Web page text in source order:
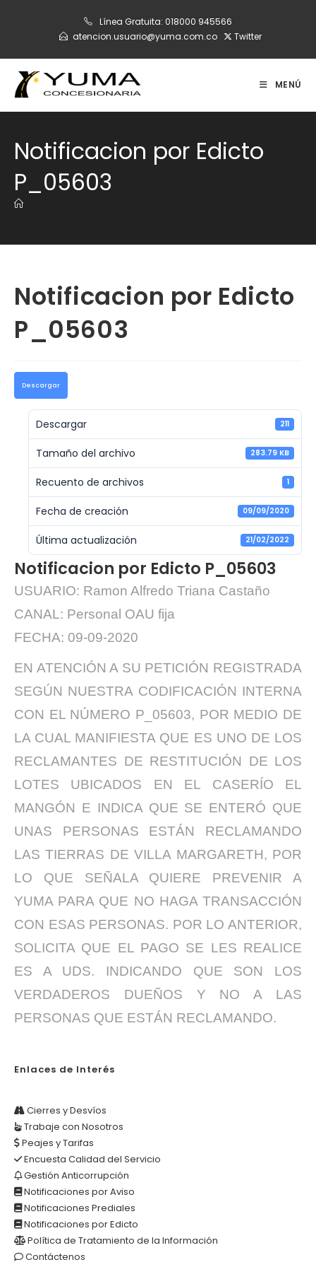
Línea Gratuita: 018000 945566
atencion.usuario@yuma.com.co
Twitter
MENÚ
Notificacion por Edicto
P_05603
Notificacion por Edicto
P_05603
Descargar
Descargar 211
Tamaño del archivo 283.79 KB
Recuento de archivos 1
Fecha de creación 09/09/2020
Última actualización 21/02/2022
Notificacion por Edicto P_05603
USUARIO: Ramon Alfredo Triana Castaño
CANAL: Personal OAU fija
FECHA: 09-09-2020
EN ATENCIÓN A SU PETICIÓN REGISTRADA
SEGÚN NUESTRA CODIFICACIÓN INTERNA
CON EL NÚMERO P_05603, POR MEDIO DE
LA CUAL MANIFIESTA QUE ES UNO DE LOS
RECLAMANTES DE RESTITUCIÓN DE LOS
LOTES UBICADOS EN EL CASERÍO EL
MANGÓN E INDICA QUE SE ENTERÓ QUE
UNAS PERSONAS ESTÁN RECLAMANDO
LAS TIERRAS DE VILLA MARGARETH, POR
LO QUE SEÑALA QUIERE PREVENIR A
YUMA PARA QUE NO HAGA TRANSACCIÓN
CON ESAS PERSONAS. POR LO ANTERIOR,
SOLICITA QUE EL PAGO SE LES REALICE
ES A UDS. INDICANDO QUE SON LOS
VERDADEROS DUEÑOS Y NO A LAS
PERSONAS QUE ESTÁN RECLAMANDO.
Enlaces de Interés
Cierres y Desvíos
Trabaje con Nosotros
Peajes y Tarifas
Encuesta Calidad del Servicio
Gestión Anticorrupción
Notificaciones por Aviso
Notificaciones Prediales
Notificaciones por Edicto
Política de Tratamiento de la Información
Contáctenos